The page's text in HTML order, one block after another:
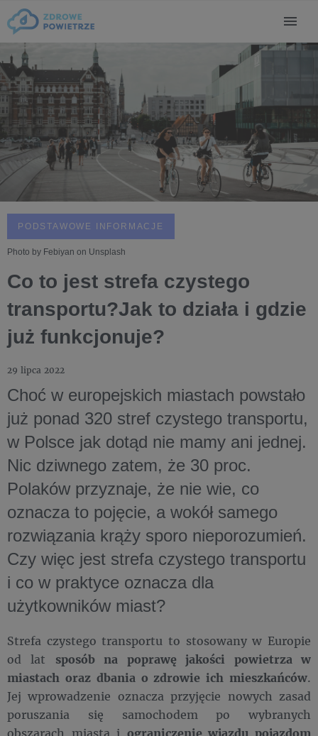
PODSTAWOWE INFORMACJE
Photo by Febiyan on Unsplash
Co to jest strefa czystego
transportu?Jak to działa i gdzie
już funkcjonuje?
29 lipca 2022
Choć w europejskich miastach powstało
już ponad 320 stref czystego transportu,
w Polsce jak dotąd nie mamy ani jednej.
Nic dziwnego zatem, że 30 proc.
Polaków przyznaje, że nie wie, co
oznacza to pojęcie, a wokół samego
rozwiązania krąży sporo nieporozumień.
Czy więc jest strefa czystego transportu
i co w praktyce oznacza dla
użytkowników miast?
Strefa czystego transportu to stosowany w Europie
od lat sposób na poprawę jakości powietrza w
miastach oraz dbania o zdrowie ich mieszkańców.
Jej wprowadzenie oznacza przyjęcie nowych zasad
poruszania się samochodem po wybranych
obszarach miasta i ograniczenie wjazdu pojazdom